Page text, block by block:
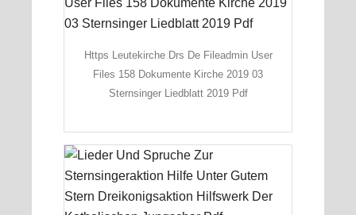
Https Leutekirche Drs De Fileadmin User
Files 158 Dokumente Kirche 2019 03
Sternsinger Liedblatt 2019 Pdf